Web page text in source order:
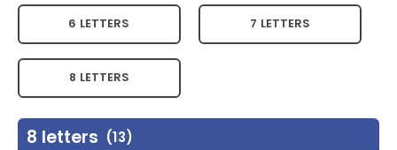
6 LETTERS 7 LETTERS
8 LETTERS
8 letters (13)